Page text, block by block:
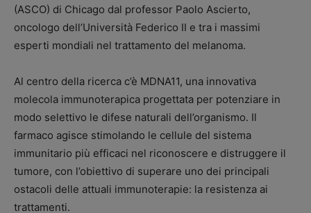
(ASCO) di Chicago dal professor Paolo Ascierto,
oncologo dell’Università Federico II e tra i massimi
esperti mondiali nel trattamento del melanoma.
Al centro della ricerca c’è MDNA11, una innovativa
molecola immunoterapica progettata per potenziare in
modo selettivo le difese naturali dell’organismo. Il
farmaco agisce stimolando le cellule del sistema
immunitario più efficaci nel riconoscere e distruggere il
tumore, con l’obiettivo di superare uno dei principali
ostacoli delle attuali immunoterapie: la resistenza ai
trattamenti.